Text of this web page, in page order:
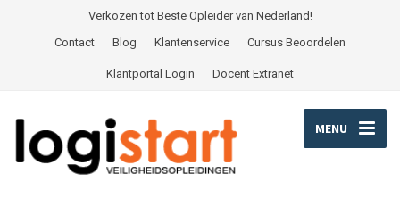
Verkozen tot Beste Opleider van Nederland!
Contact
Blog Klantenservice Cursus Beoordelen
Klantportal Login Docent Extranet
MENU